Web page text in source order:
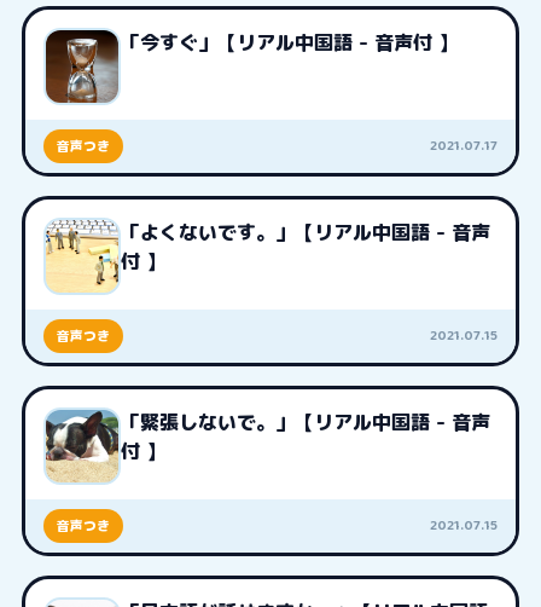
「今すぐ」【リアル中国語 - 音声付 】
音声つき 2021.07.17
「よくないです。」【リアル中国語 - 音声
付 】
音声つき 2021.07.15
「緊張しないで。」【リアル中国語 - 音声
付 】
音声つき 2021.07.15